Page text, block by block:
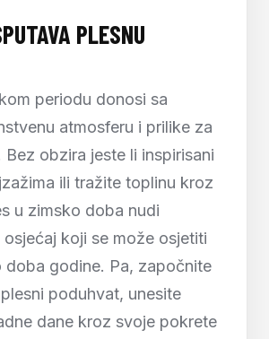
PLESNU
periodu donosi sa
atmosferu i prilike za
Bez obzira jeste li inspirisani
ili tražite toplinu kroz
u zimsko doba nudi
koji se može osjetiti
doba godine. Pa, započnite
poduhvat, unesite
dane kroz svoje pokrete